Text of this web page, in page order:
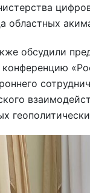
областных
обсудили